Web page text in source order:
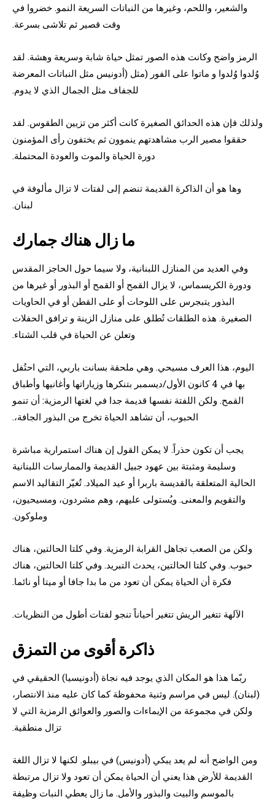
والشعير، واللحم، وغيرها من النباتات السريعة النمو. خضروا في
وقت قصير ثم تلاشى بسرعة.
الرمز واضح وكانت هذه الصور تمثل حياة شابة وسريعة وهشة. لقد
وُلدوا وُلدوا و ماتوا على الفور (مثل (أدونيس مثل النباتات المعرضة
للجفاف مثل الجمال الذي لا يدوم.
ولذلك فإن هذه الحدائق الصغيرة كانت أكثر من تزيين الطقوس. لقد
حققوا مصير الرب مشاهدتهم ينموون ثم يختفون رأى المؤمنون
دورة الحياة والموت والعودة المحتملة.
وها هو أن الذاكرة القديمة تنضم إلى لفتات لا تزال مألوفة في
لبنان.
ما زال هناك جمارك
وفي العديد من المنازل اللبنانية، ولا سيما حول الحاجز المقدس
ودورة الكريسماس، لا يزال القمح أو القمح أو البذور أو غيرها من
البذور يتبجرس على اللوحات أو على القطن أو في الحاويات
الصغيرة. هذه الطلقات تُطلق على منازل الزينة و ترافق الحفلات
وتعلن عن الحياة في قلب الشتاء.
اليوم، هذا العرف مسيحي. وهي ملحقة بسانت باربي، التي احتُفل
بها في 4 كانون الأول/ديسمبر بتنكرها وزياراتها وأغانيها وأطباق
القمح. ولكن اللفتة نفسها قديمة جدا في لغتها الرمزية: أن تنمو
الحبوب، أن تشاهد الحياة تخرج من البذور الجافة،.
يجب أن تكون حذراً. لا يمكن القول إن هناك استمرارية مباشرة
وسليمة ومثبتة بين عهود جبيل القديمة والممارسات اللبنانية
الحالية المتعلقة بالقديسة باربرا أو عيد الميلاد. تُغيّر التقاليد الاسم
والتقويم والمعنى. ويُستولى عليهم، وهم مشردون، ومسيحيون،
وملوكون.
ولكن من الصعب تجاهل القرابة الرمزية. وفي كلتا الحالتين، هناك
حبوب. وفي كلتا الحالتين، يحدث التبريد. وفي كلتا الحالتين، هناك
فكرة أن الحياة يمكن أن تعود من ما بدا جافا أو ميتا أو نائما.
الآلهة تتغير الريش تتغير أحياناً تنجو لفتات أطول من النظريات.
ذاكرة أقوى من التمزق
ربّما هذا هو المكان الذي يوجد فيه نجاة (أدونيسيا) الحقيقي في
(لبنان). ليس في مراسم وثنية محفوظة كما كان عليه منذ الانتصار،
ولكن في مجموعة من الإيماءات والصور والعوائق الرمزية التي لا
تزال منطقية.
ومن الواضح أنه لم يعد يبكي (أدونيس) في بيبلو. لكنها لا تزال اللغة
القديمة للأرض هذا يعني أن الحياة يمكن أن تعود ولا تزال مرتبطة
بالموسم والبيت والبذور والأمل. ما زال يعطي النبات وظيفة